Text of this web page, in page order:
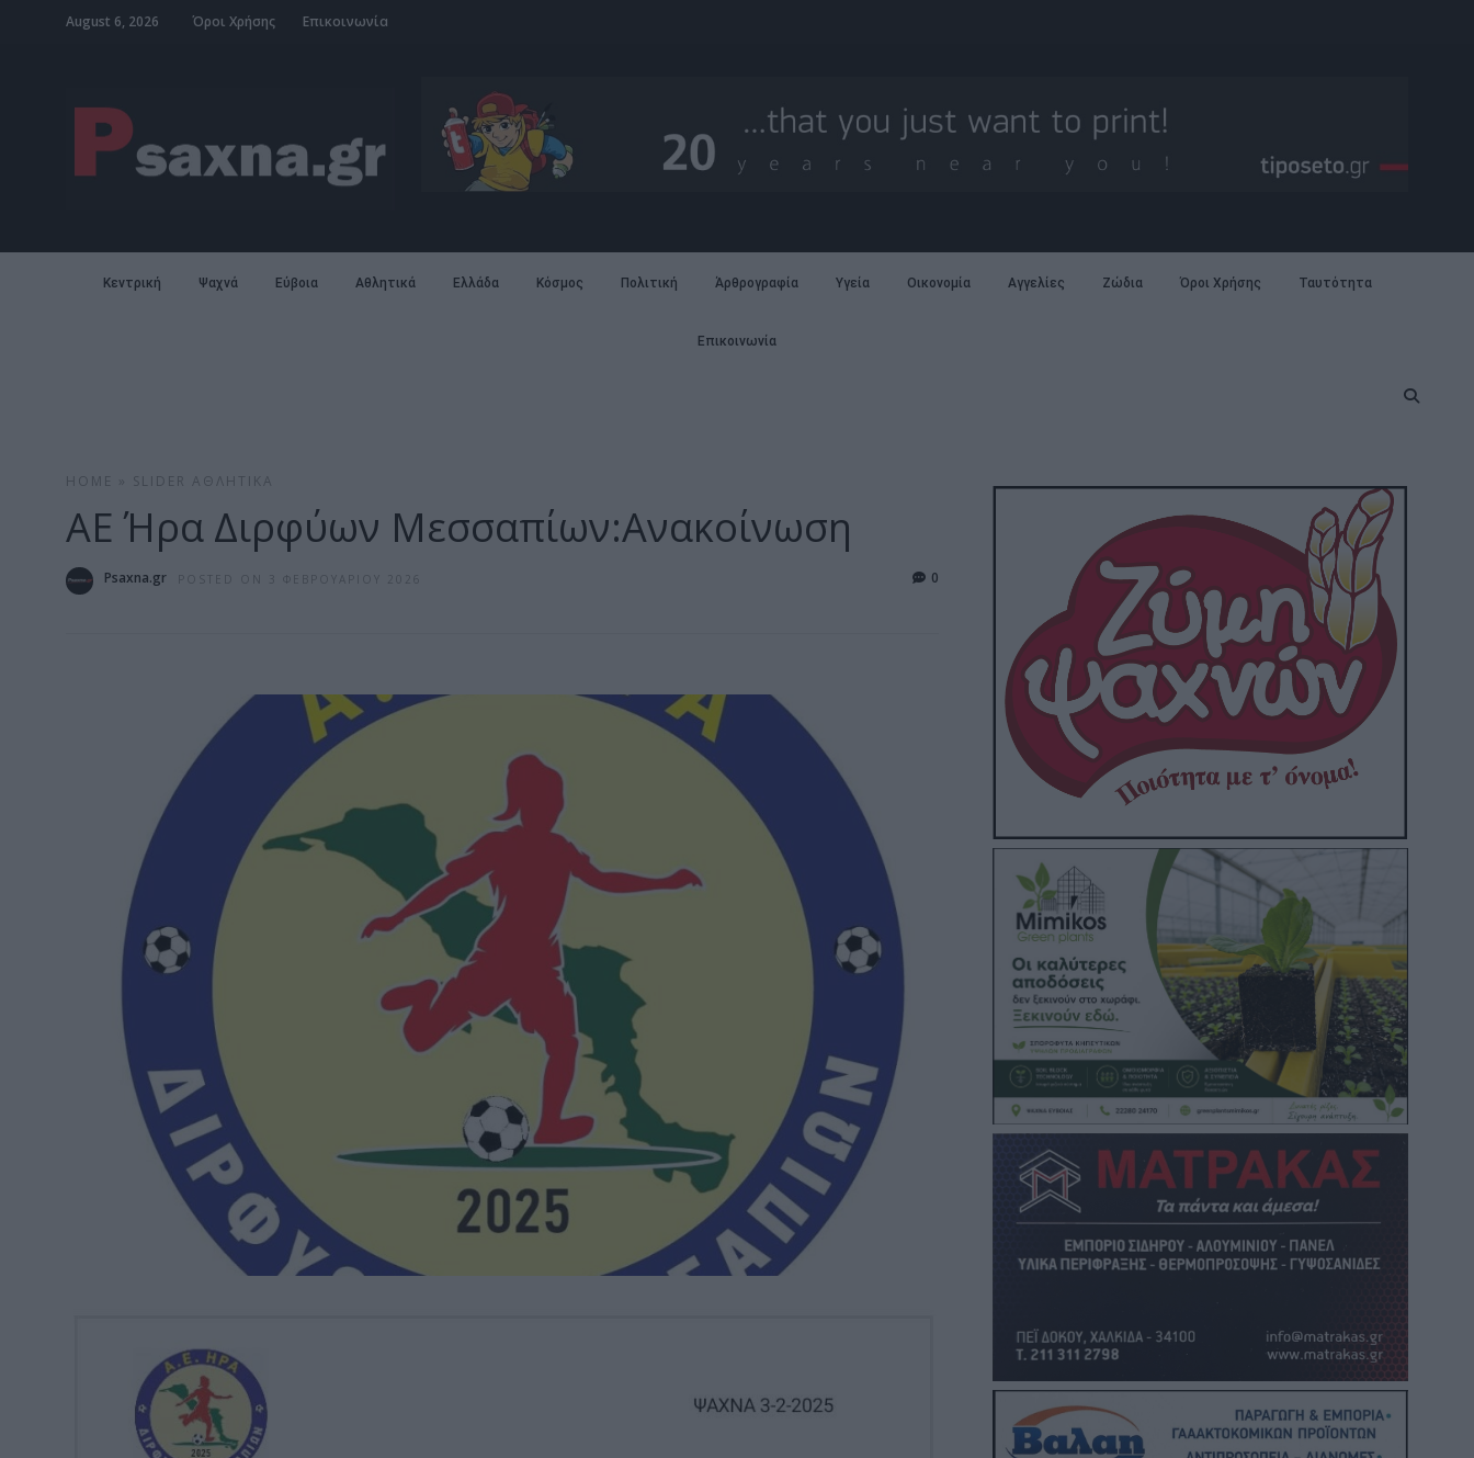
August 6, 2026 Όροι Χρήσης Επικοινωνία
Κεντρική Ψαχνά Εύβοια Αθλητικά Ελλάδα Κόσμος Πολιτική Άρθρογραφία Υγεία Οικονομία Αγγελίες Ζώδια Όροι Χρήσης Ταυτότητα
Επικοινωνία
HOME SLIDER ΑΘΛΗΤΙΚΆ
ΑΕ Ήρα Διρφύων Μεσσαπίων:Ανακοίνωση
Psaxna.gr POSTED ON 3 ΦΕΒΡΟΥΑΡΊΟΥ 2026 0